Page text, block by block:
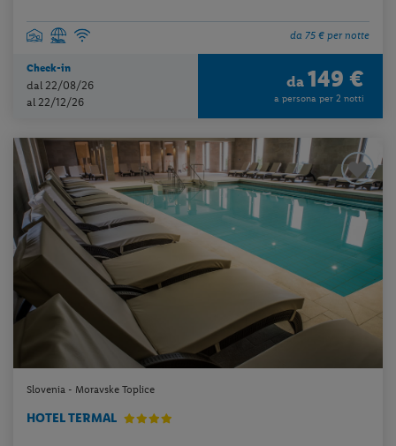
da 75 € per notte
Check-in
dal 22/08/26
al 22/12/26
da 149 €
a persona per 2 notti
Slovenia - Moravske Toplice
HOTEL TERMAL